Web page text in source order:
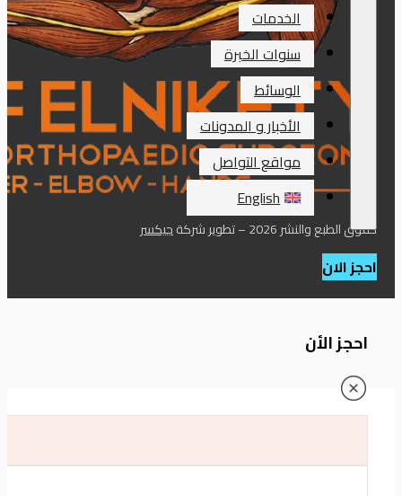
الخدمات
سنوات الخبرة
الوسائط
الأخبار و المدونات
مواقع التواصل
English
حقوق الطبع والنشر 2026 – تطوير شركة جيكسر
احجز الان
احجز الأن